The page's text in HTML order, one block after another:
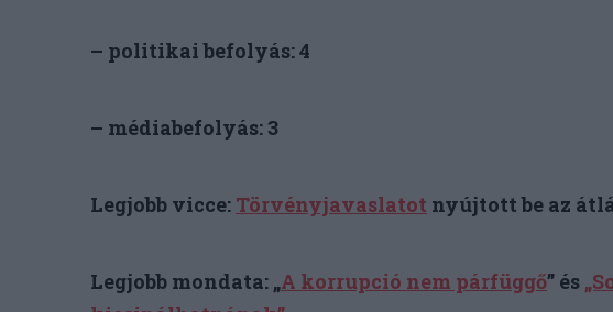
– politikai befolyás: 4
– médiabefolyás: 3
Legjobb vicce: Törvényjavaslatot nyújtott be az
Legjobb mondata: „A korrupció nem párfüggő” és